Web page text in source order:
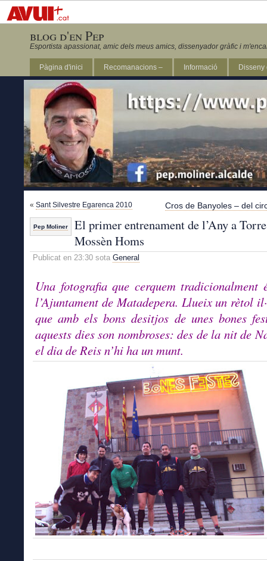
blog d'en Pep
Esportista apassionat, amic dels meus amics, dissenyador gràfic i
Pàgina d'inici Recomanacions – Informació
Revista Marathon 295
« Sant Silvestre Egarenca 2010 Cros de Banyoles – del
Pep Moliner
El primer entrenament de l’Any a Torre
Mossèn Homs
Publicat en 23:30 sota General
Una fotografia que cerquem tradicionalment
l’Ajuntament de Matadepera. Llueix un rètol
que amb els bons desitjos de unes bones
aquests dies son nombroses: des de la nit de
el dia de Reis n’hi ha un munt.